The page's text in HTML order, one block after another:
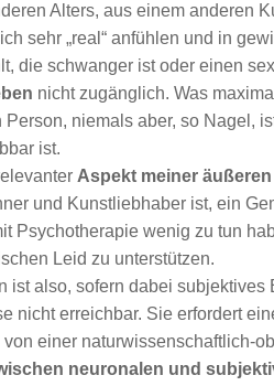
Alters, aus einem anderen
sehr „real“ anfühlen und in
die schwanger ist oder einen
nicht zugänglich. Was
niemals aber, so Nagel,
ist.
Aspekt meiner äußeren
und Kunstliebhaber ist, ein
Psychotherapie wenig zu tun
Leid zu unterstützen.
also, sofern dabei
nicht erreichbar. Sie erfordert
einer naturwissenschaftlich-
neuronalen und